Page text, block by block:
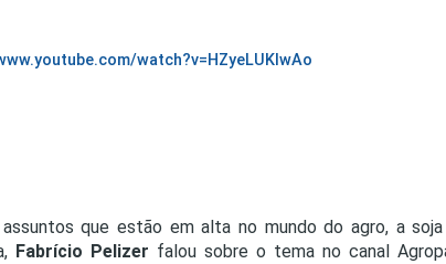
watch?v=HZyeLUKIwAo
que estão em alta no mundo do agro, a
Fabrício Pelizer falou sobre o tema no canal